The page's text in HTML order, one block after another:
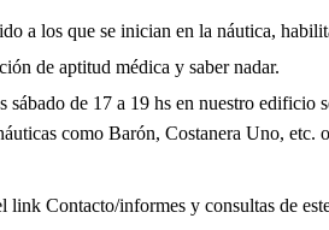
a los que se inician en la náutica,
de aptitud médica y saber nadar.
sábado de 17 a 19 hs en nuestro
como Barón, Costanera Uno, etc. o
link Contacto/informes y consultas de